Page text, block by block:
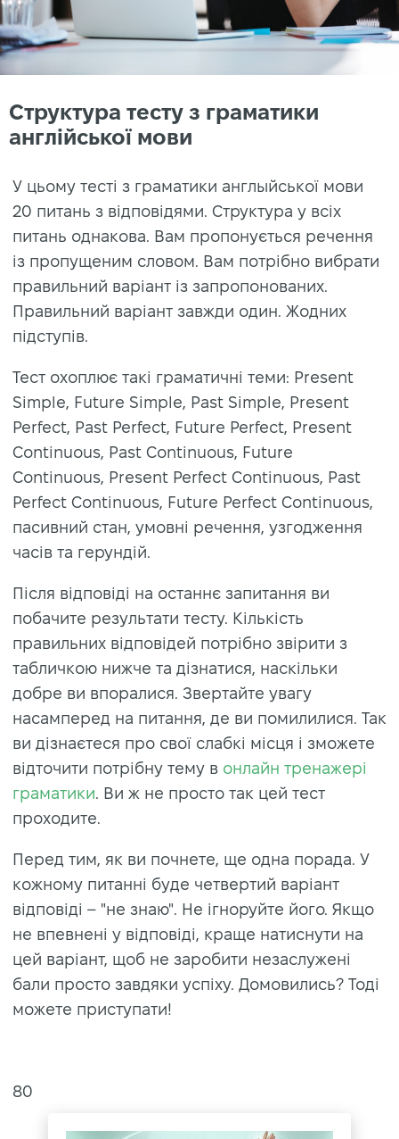
Структура тесту з граматики
англійської мови
У цьому тесті з граматики англыйської мови
20 питань з відповідями. Структура у всіх
питань однакова. Вам пропонується речення
із пропущеним словом. Вам потрібно вибрати
правильний варіант із запропонованих.
Правильний варіант завжди один. Жодних
підступів.
Тест охоплює такі граматичні теми: Present
Simple, Future Simple, Past Simple, Present
Perfect, Past Perfect, Future Perfect, Present
Continuous, Past Continuous, Future
Continuous, Present Perfect Continuous, Past
Perfect Continuous, Future Perfect Continuous,
пасивний стан, умовні речення, узгодження
часів та герундій.
Після відповіді на останнє запитання ви
побачите результати тесту. Кількість
правильних відповідей потрібно звірити з
табличкою нижче та дізнатися, наскільки
добре ви впоралися. Звертайте увагу
насамперед на питання, де ви помилилися. Так
ви дізнаєтеся про свої слабкі місця і зможете
відточити потрібну тему в онлайн тренажері
граматики. Ви ж не просто так цей тест
проходите.
Перед тим, як ви почнете, ще одна порада. У
кожному питанні буде четвертий варіант
відповіді – "не знаю". Не ігноруйте його. Якщо
не впевнені у відповіді, краще натиснути на
цей варіант, щоб не заробити незаслужені
бали просто завдяки успіху. Домовились? Тоді
можете приступати!
80